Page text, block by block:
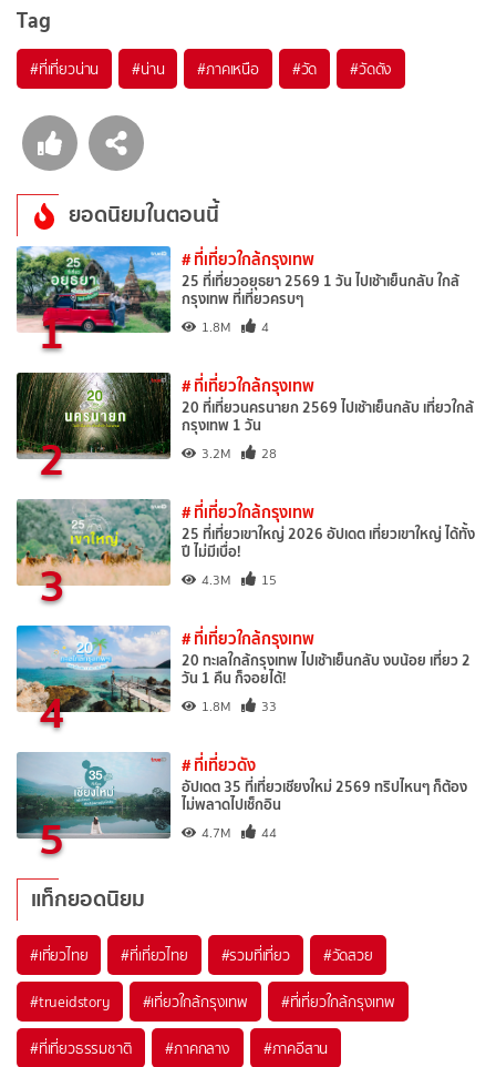
Tag
#ที่เที่ยวน่าน #น่าน #ภาคเหนือ #วัด #วัดดัง
ยอดนิยมในตอนนี้
1
# ที่เที่ยวใกล้กรุงเทพ
25 ที่เที่ยวอยุธยา 2569 1 วัน ไปเช้าเย็นกลับ ใกล้
กรุงเทพ ที่เที่ยวครบๆ
1.8M 4
2
# ที่เที่ยวใกล้กรุงเทพ
20 ที่เที่ยวนครนายก 2569 ไปเช้าเย็นกลับ เที่ยวใกล้
กรุงเทพ 1 วัน
3.2M 28
3
# ที่เที่ยวใกล้กรุงเทพ
25 ที่เที่ยวเขาใหญ่ 2026 อัปเดต เที่ยวเขาใหญ่ ได้ทั้ง
ปี ไม่มีเบื่อ!
4.3M 15
4
# ที่เที่ยวใกล้กรุงเทพ
20 ทะเลใกล้กรุงเทพ ไปเช้าเย็นกลับ งบน้อย เที่ยว 2
วัน 1 คืน ก็จอยได้!
1.8M 33
5
# ที่เที่ยวดัง
อัปเดต 35 ที่เที่ยวเชียงใหม่ 2569 ทริปไหนๆ ก็ต้อง
ไม่พลาดไปเช็กอิน
4.7M 44
แท็กยอดนิยม
#เที่ยวไทย #ที่เที่ยวไทย #รวมที่เที่ยว #วัดสวย
#trueidstory #เที่ยวใกล้กรุงเทพ #ที่เที่ยวใกล้กรุงเทพ
#ที่เที่ยวธรรมชาติ #ภาคกลาง #ภาคอีสาน